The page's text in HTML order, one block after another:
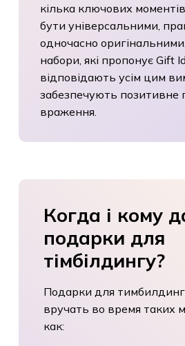
кілька ключових
бути універсальними,
одночасно
набори, які пропонує Gift
відповідають усім цим
забезпечують позитивне
враження.
Когда і кому
подарки для
тімбілдингу?
Подарки для
вручать во время таких
как: